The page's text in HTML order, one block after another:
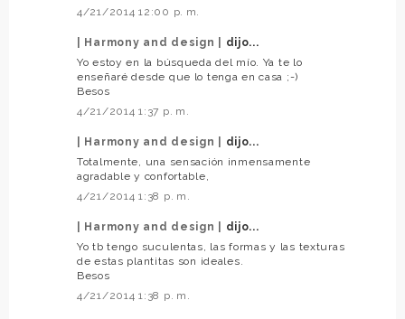
4/21/2014 12:00 p. m.
| Harmony and design |
dijo...
Yo estoy en la búsqueda del mío. Ya te lo
enseñaré desde que lo tenga en casa ;-)
Besos
4/21/2014 1:37 p. m.
| Harmony and design |
dijo...
Totalmente, una sensación inmensamente
agradable y confortable,
4/21/2014 1:38 p. m.
| Harmony and design |
dijo...
Yo tb tengo suculentas, las formas y las texturas
de estas plantitas son ideales.
Besos
4/21/2014 1:38 p. m.